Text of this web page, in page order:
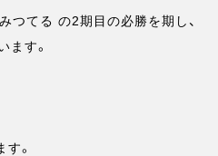
つてる の2期目の必勝を期し、
ます。
。